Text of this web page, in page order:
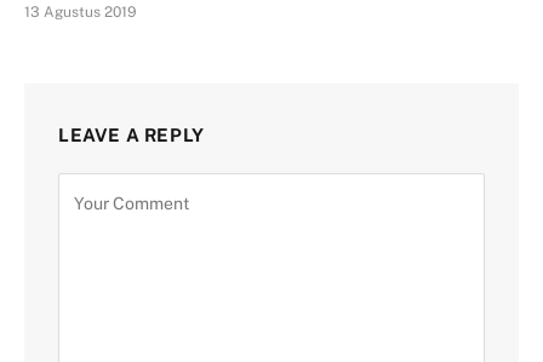
13 Agustus 2019
LEAVE A REPLY